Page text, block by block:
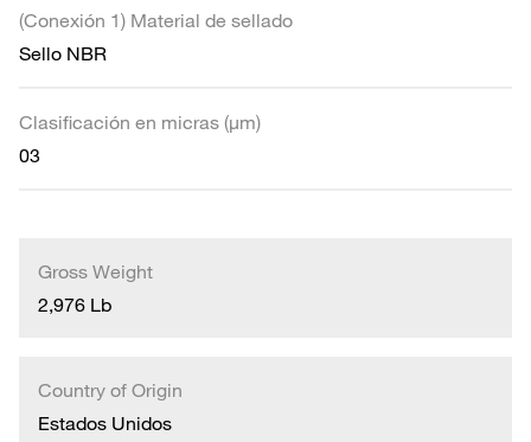
(Conexión 1) Material de sellado
Sello NBR
Clasificación en micras (µm)
03
Gross Weight
2,976 Lb
Country of Origin
Estados Unidos